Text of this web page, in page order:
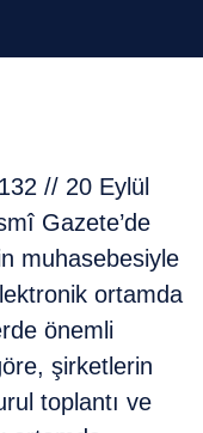
// 20 Eylül
Gazete’de
muhasebesiyle
ortamda
önemli
şirketlerin
toplantı ve